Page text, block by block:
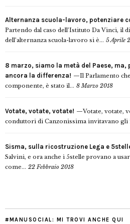
Alternanza scuola-lavoro, potenziare
Partendo dal caso dell’Istituto Da Vinci, il
dell’alternanza scuola-lavoro si è... 5 Aprile
8 marzo, siamo la metà del Paese,
ancora la differenza!
Il Parlamento
componente, è stato il... 8 Marzo 2018
Votate, votate, votate!
Votate, votate,
conduttori di Canzonissima invitavano gli
Sisma, sulla ricostruzione Lega e
Salvini, e ora anche i 5stelle provano a
come... 22 Febbraio 2018
#MANUSOCIAL: MI TROVI ANCHE QUI